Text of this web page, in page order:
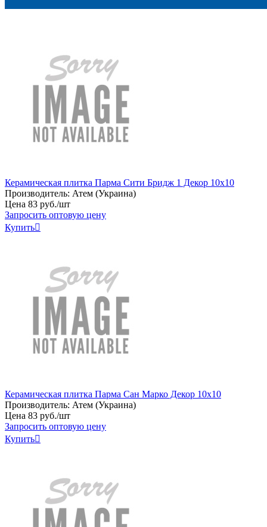
Керамическая плитка Парма Сити Бридж 1 Декор 10х10
Производитель: Атем (Украина)
Цена 83 руб./шт
Запросить оптовую цену
Купить
Керамическая плитка Парма Сан Марко Декор 10х10
Производитель: Атем (Украина)
Цена 83 руб./шт
Запросить оптовую цену
Купить